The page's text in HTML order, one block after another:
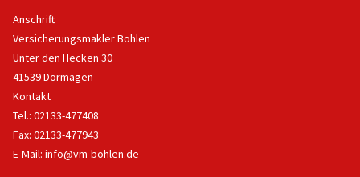
Anschrift
Versicherungsmakler Bohlen
Unter den Hecken 30
41539 Dormagen
Kontakt
Tel.: 02133-477408
Fax: 02133-477943
E-Mail: info@vm-bohlen.de